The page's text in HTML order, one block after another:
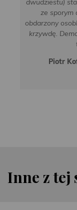
dwudziestu)
ze sporym
obdarzony
krzywdę.
Piotr
Inne z tej